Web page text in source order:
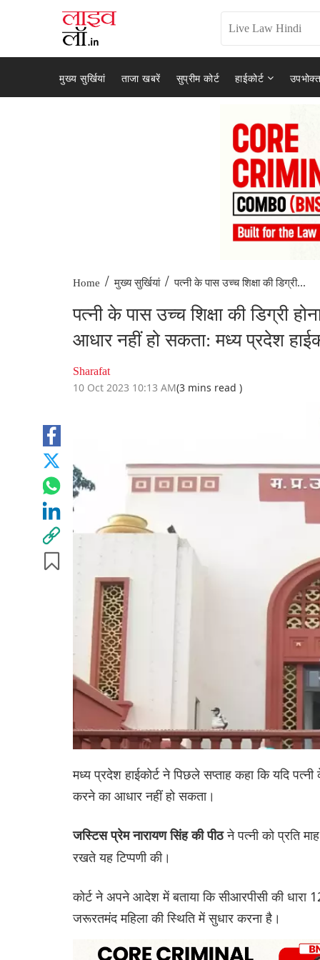
मुख्य सुर्खियां ताजा खबरें सुप्रीम कोर्ट हाईकोर्ट
Home / मुख्य सुर्खियां / पत्नी के पास उच्च शिक्षा की डिग्री...
पत्नी के पास उच्च शिक्षा की डिग्री
आधार नहीं हो सकता: मध्य प्रदेश
Sharafat
10 Oct 2023 10:13 AM(3 mins read )
मध्य प्रदेश हाईकोर्ट ने पिछले सप्ताह कहा कि यदि
करने का आधार नहीं हो सकता।
जस्टिस प्रेम नारायण सिंह की पीठने पत्नी को प्रति
रखते यह टिप्पणी की।
कोर्ट ने अपने आदेश में बताया कि सीआरपीसी की धारा
जरूरतमंद महिला की स्थिति में सुधार करना है।